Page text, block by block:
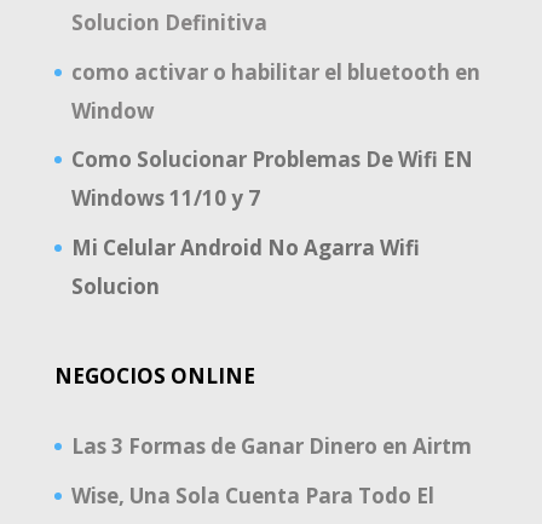
Solucion Definitiva
como activar o habilitar el bluetooth en
Window
Como Solucionar Problemas De Wifi EN
Windows 11/10 y 7
Mi Celular Android No Agarra Wifi
Solucion
NEGOCIOS ONLINE
Las 3 Formas de Ganar Dinero en Airtm
Wise, Una Sola Cuenta Para Todo El